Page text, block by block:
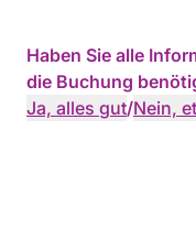
Haben Sie alle
die Buchung
Ja, alles gut/Nein,